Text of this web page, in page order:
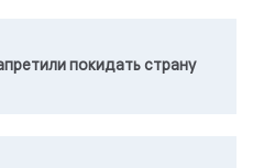
покидать страну